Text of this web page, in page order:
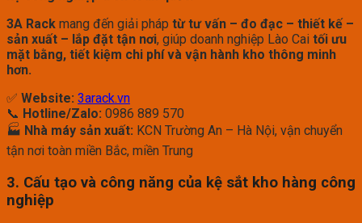
3A Rack mang đến giải pháp từ tư vấn – đo đạc – thiết kế –
sản xuất – lắp đặt tận nơi, giúp doanh nghiệp Lào Cai tối ưu
mặt bằng, tiết kiệm chi phí và vận hành kho thông minh
hơn.
✅ Website: 3arack.vn
📞 Hotline/Zalo: 0986 889 570
🏭 Nhà máy sản xuất: KCN Trường An – Hà Nội, vận chuyển
tận nơi toàn miền Bắc, miền Trung
3. Cấu tạo và công năng của kệ sắt kho hàng công
nghiệp